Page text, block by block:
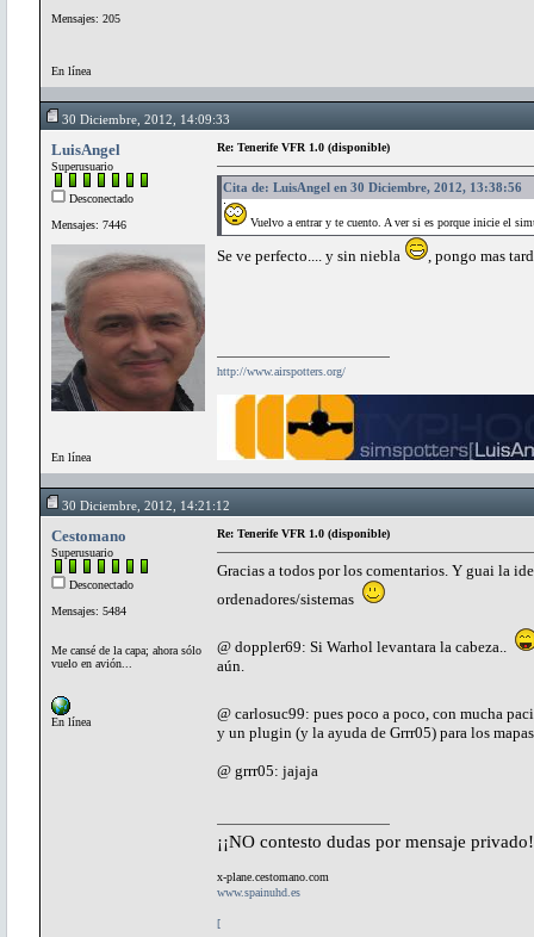
Mensajes: 205
En línea
30 Diciembre, 2012, 14:09:33
LuisAngel
Superusuario
Desconectado
Mensajes: 7446
En línea
Re: Tenerife VFR 1.0 (disponible)
Cita de: LuisAngel en 30 Diciembre, 2012, 13:38:56
Vuelvo a entrar y te cuento. A ver si es porque inicie el
Se ve perfecto.... y sin niebla , pongo mas
http://www.airspotters.org/
30 Diciembre, 2012, 14:21:12
Cestomano
Superusuario
Desconectado
Mensajes: 5484
Me cansé de la capa; ahora sólo
vuelo en avión...
En línea
Re: Tenerife VFR 1.0 (disponible)
Gracias a todos por los comentarios. Y guai la
ordenadores/sistemas
@ doppler69: Si Warhol levantara la cabeza..
aún.
@ carlosuc99: pues poco a poco, con mucha
y un plugin (y la ayuda de Grrr05) para los
@ grrr05: jajaja
¡¡NO contesto dudas por mensaje
x-plane.cestomano.com
www.spainuhd.es
[